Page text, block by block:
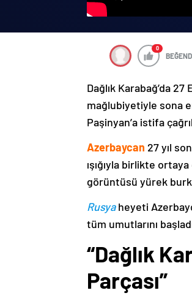
0
Dağlık Karabağ’da
mağlubiyetiyle sona
Paşinyan’a istifa
Azerbaycan 27 yıl
ışığıyla birlikte
görüntüsü yürek
Rusyaheyeti
tüm umutlarını
“Dağlık
Parçası”